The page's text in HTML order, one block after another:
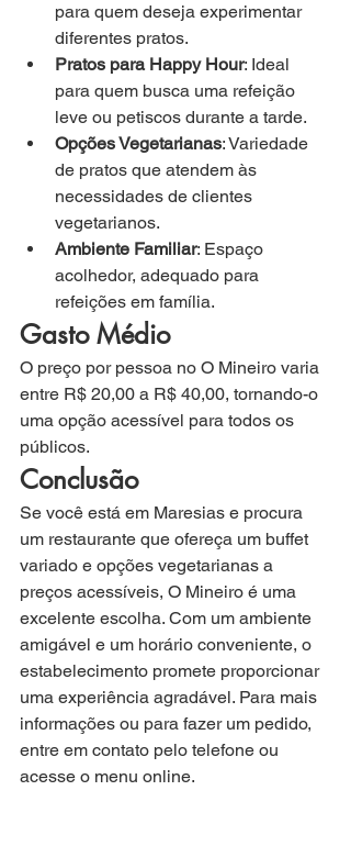
para quem deseja experimentar
diferentes pratos.
Pratos para Happy Hour: Ideal
para quem busca uma refeição
leve ou petiscos durante a tarde.
Opções Vegetarianas: Variedade
de pratos que atendem às
necessidades de clientes
vegetarianos.
Ambiente Familiar: Espaço
acolhedor, adequado para
refeições em família.
Gasto Médio
O preço por pessoa no O Mineiro varia
entre R$ 20,00 a R$ 40,00, tornando-o
uma opção acessível para todos os
públicos.
Conclusão
Se você está em Maresias e procura
um restaurante que ofereça um buffet
variado e opções vegetarianas a
preços acessíveis, O Mineiro é uma
excelente escolha. Com um ambiente
amigável e um horário conveniente, o
estabelecimento promete proporcionar
uma experiência agradável. Para mais
informações ou para fazer um pedido,
entre em contato pelo telefone ou
acesse o menu online.